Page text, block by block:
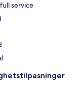
service